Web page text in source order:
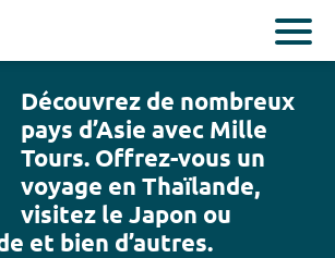
Découvrez de nombreux
pays d’Asie avec Mille
Tours. Offrez-vous un
voyage en Thaïlande,
visitez le Japon ou
et bien d’autres.